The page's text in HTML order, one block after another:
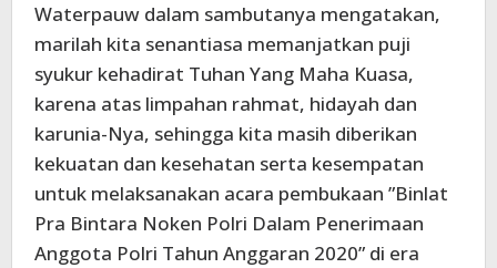
Waterpauw dalam sambutanya mengatakan,
marilah kita senantiasa memanjatkan puji
syukur kehadirat Tuhan Yang Maha Kuasa,
karena atas limpahan rahmat, hidayah dan
karunia-Nya, sehingga kita masih diberikan
kekuatan dan kesehatan serta kesempatan
untuk melaksanakan acara pembukaan ”Binlat
Pra Bintara Noken Polri Dalam Penerimaan
Anggota Polri Tahun Anggaran 2020” di era